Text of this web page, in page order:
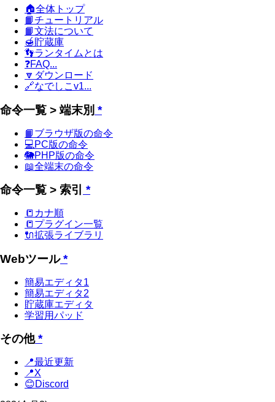
🏠全体トップ
📙チュートリアル
📙文法について
🍯貯蔵庫
👣ランタイムとは
❓FAQ...
🔽ダウンロード
🔗なでしこv1...
命令一覧 > 端末別 *
📙ブラウザ版の命令
💻PC版の命令
🐘PHP版の命令
📖全端末の命令
命令一覧 > 索引 *
📒カナ順
📒プラグイン一覧
🔌拡張ライブラリ
Webツール*
簡易エディタ1
簡易エディタ2
貯蔵庫エディタ
学習用パッド
その他*
📍最近更新
📍X
😊Discord